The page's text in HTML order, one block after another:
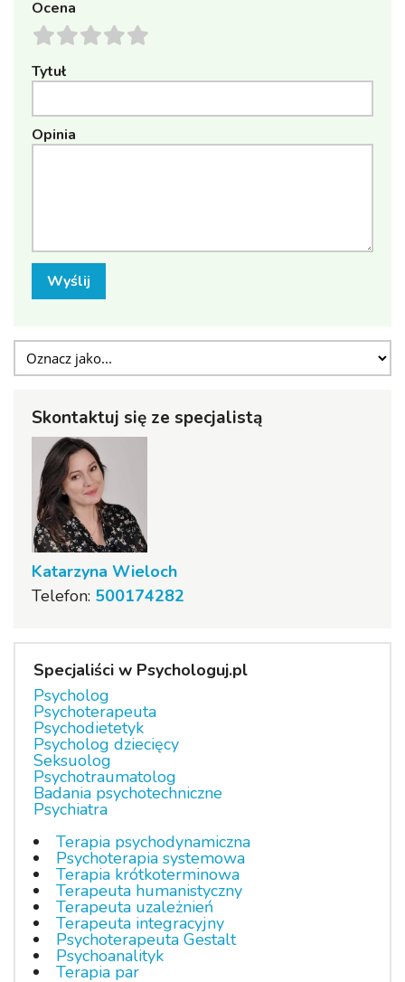
Ocena
Tytuł
Opinia
Wyślij
Skontaktuj się ze specjalistą
Katarzyna Wieloch
Telefon: 500174282
Specjaliści w Psychologuj.pl
Psycholog
Psychoterapeuta
Psychodietetyk
Psycholog dziecięcy
Seksuolog
Psychotraumatolog
Badania psychotechniczne
Psychiatra
Terapia psychodynamiczna
Psychoterapia systemowa
Terapia krótkoterminowa
Terapeuta humanistyczny
Terapeuta uzależnień
Terapeuta integracyjny
Psychoterapeuta Gestalt
Psychoanalityk
Terapia par